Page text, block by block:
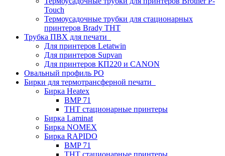
Touch
Термоусадочные трубки для стационарных
принтеров Brady THT
Трубка ПВХ для печати
Для принтеров Letatwin
Для принтеров Supvan
Для принтеров КП220 и CANON
Овальный профиль PO
Бирки для термотрансферной печати
Бирка Heatex
BMP 71
THT стационарные принтеры
Бирка Laminat
Бирка NOMEX
Бирка RAPIDO
BMP 71
THT стационарные принтеры